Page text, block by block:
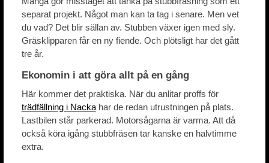
separat projekt. Något man kan ta tag i senare. Men vet
du vad? Det blir sällan av. Stubben växer igen med sly.
Gräsklipparen får en ny fiende. Och plötsligt har det gått
tre år.
Ekonomin i att göra allt på en gång
Här kommer det praktiska. När du anlitar proffs för
trädfällning i Nackahar de redan utrustningen på plats.
Lastbilen står parkerad. Motorsågarna är varma. Att då
också köra igång stubbfräsen tar kanske en halvtimme
extra.